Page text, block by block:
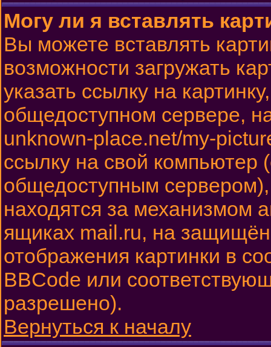
Могу ли я вставлять
Вы можете вставлять
возможности загружать
указать ссылку на
общедоступном сервере,
unknown-place.net/my-
ссылку на свой компьютер
общедоступным
находятся за механизмом
ящиках mail.ru, на
отображения картинки в
BBCode или
разрешено).
Вернуться к началу